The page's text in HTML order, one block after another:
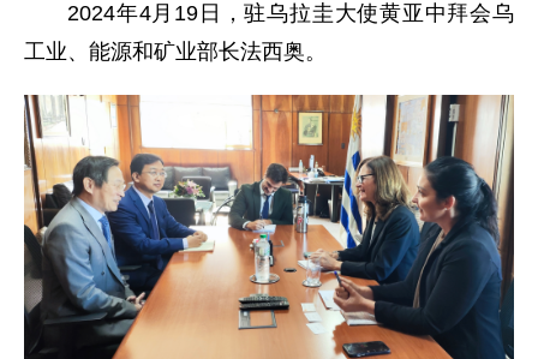
2024年4月19日，驻乌拉圭大使黄亚中拜会乌
工业、能源和矿业部长法西奥。